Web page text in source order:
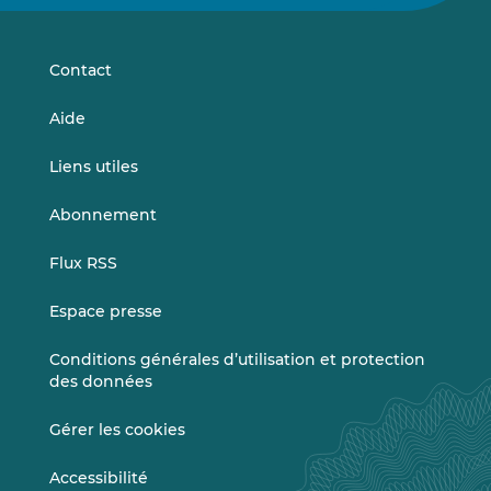
sursur
Contact
Aide
Liens utiles
Abonnement
Flux RSS
Espace presse
Conditions générales d’utilisation et protection
des données
Gérer les cookies
Accessibilité